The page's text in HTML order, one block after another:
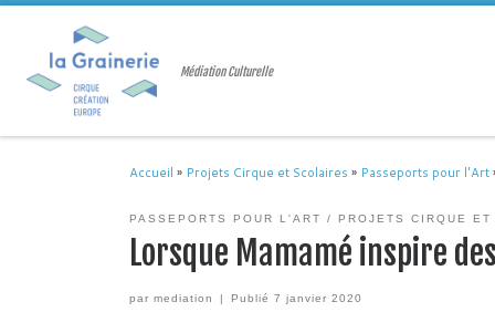
Passer au contenu
Médiation Culturelle
Accueil » Projets Cirque et Scolaires » Passeports pour l'Art
PASSEPORTS POUR L'ART PROJETS CIRQUE ET
Lorsque Mamamé inspire
par mediation | Publié7 janvier 2020